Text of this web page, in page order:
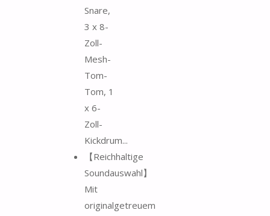
Snare,
3 x 8-
Zoll-
Mesh-
Tom-
Tom, 1
x 6-
Zoll-
Kickdrum...
【Reichhaltige
Soundauswahl】
Mit
originalgetreuem